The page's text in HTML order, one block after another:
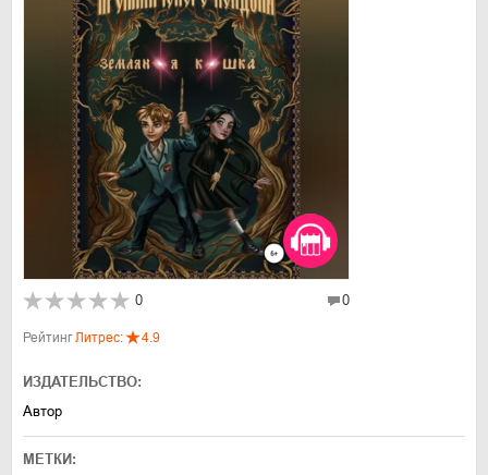
0 0
РейтингЛитрес: 4.9
ИЗДАТЕЛЬСТВО:
Автор
МЕТКИ: